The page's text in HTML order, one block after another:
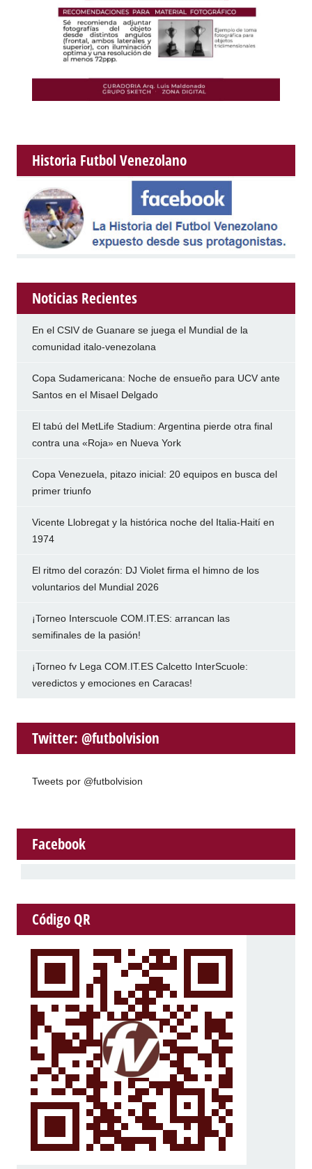
Historia Futbol Venezolano
Noticias Recientes
En el CSIV de Guanare se juega el Mundial de la
comunidad italo-venezolana
Copa Sudamericana: Noche de ensueño para UCV ante
Santos en el Misael Delgado
El tabú del MetLife Stadium: Argentina pierde otra final
contra una «Roja» en Nueva York
Copa Venezuela, pitazo inicial: 20 equipos en busca del
primer triunfo
Vicente Llobregat y la histórica noche del Italia-Haití en
1974
El ritmo del corazón: DJ Violet firma el himno de los
voluntarios del Mundial 2026
¡Torneo Interscuole COM.IT.ES: arrancan las
semifinales de la pasión!
¡Torneo fv Lega COM.IT.ES Calcetto InterScuole:
veredictos y emociones en Caracas!
Twitter: @futbolvision
Tweets por @futbolvision
Facebook
Código QR